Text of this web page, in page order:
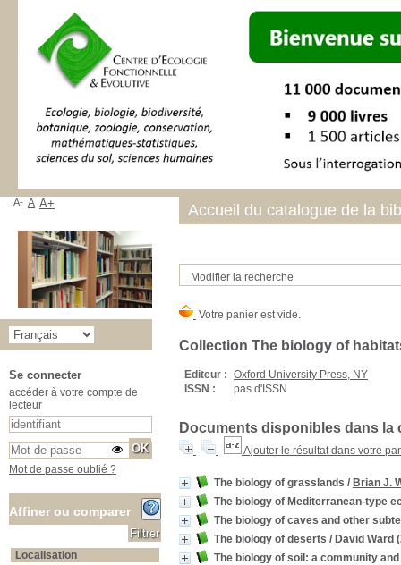
Modifier la recherche
Collection The biology of
Editeur : Oxford University Press, NY
ISSN :
pas d'ISSN
Documents disponibles dans la
Ajouter le résultat dans votre
The biology of grasslands / Brian J.
The biology of Mediterranean-type
The biology of caves and other
The biology of deserts / David Ward
The biology of soil: a community
Accueil du catalogue de la
A- A A+
Se connecter
accéder à votre compte de
lecteur
Mot de passe oublié ?
Affiner ou comparer
Localisation